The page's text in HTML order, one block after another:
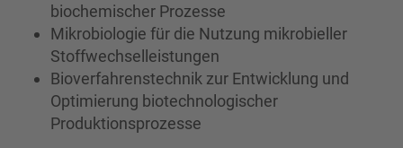
biochemischer Prozesse
Mikrobiologie für die Nutzung mikrobieller
Stoffwechselleistungen
Bioverfahrenstechnik zur Entwicklung und
Optimierung biotechnologischer
Produktionsprozesse